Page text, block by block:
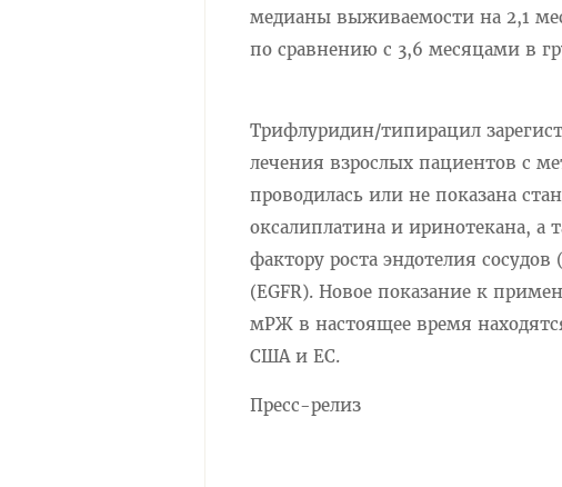
медианы выживаемости на 2,1
по сравнению с 3,6 месяцами в
Трифлуридин/типирацил
лечения взрослых пациентов с
проводилась или не показана
оксалиплатина и иринотекана,
фактору роста эндотелия
(EGFR). Новое показание к
мРЖ в настоящее время
США и ЕС.
Пресс-релиз